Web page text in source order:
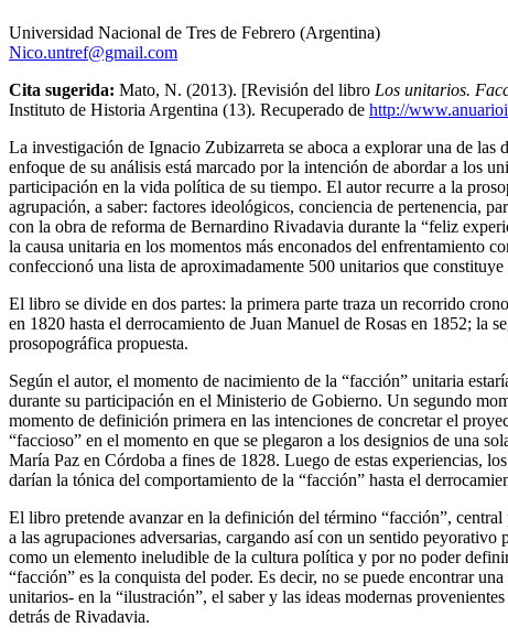
Universidad Nacional de Tres de Febrero (Argentina)
Nico.untref@gmail.com
Cita sugerida: Mato, N. (2013). [Revisión del libro Los unitarios.
Instituto de Historia Argentina (13). Recuperado de http://
La investigación de Ignacio Zubizarreta se aboca a explorar una de
enfoque de su análisis está marcado por la intención de abordar a los
participación en la vida política de su tiempo. El autor recurre a la
agrupación, a saber: factores ideológicos, conciencia de pertenencia,
con la obra de reforma de Bernardino Rivadavia durante la “feliz
la causa unitaria en los momentos más enconados del enfrentamiento
confeccionó una lista de aproximadamente 500 unitarios que
El libro se divide en dos partes: la primera parte traza un recorrido
en 1820 hasta el derrocamiento de Juan Manuel de Rosas en 1852; la
prosopográfica propuesta.
Según el autor, el momento de nacimiento de la “facción” unitaria
durante su participación en el Ministerio de Gobierno. Un segundo
momento de definición primera en las intenciones de concretar el
“faccioso” en el momento en que se plegaron a los designios de una
María Paz en Córdoba a fines de 1828. Luego de estas experiencias,
darían la tónica del comportamiento de la “facción” hasta el
El libro pretende avanzar en la definición del término “facción”,
a las agrupaciones adversarias, cargando así con un sentido
como un elemento ineludible de la cultura política y por no poder
“facción” es la conquista del poder. Es decir, no se puede encontrar
unitarios- en la “ilustración”, el saber y las ideas modernas
detrás de Rivadavia.